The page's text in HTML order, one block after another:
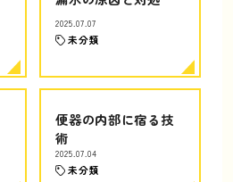
2025.07.07
未分類
便器の内部に宿る技
術
2025.07.04
未分類